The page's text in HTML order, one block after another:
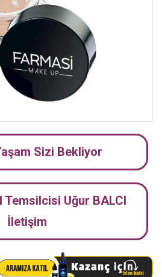
Sizi Bekliyor
Temsilcisi Uğur BALCI
İletişim